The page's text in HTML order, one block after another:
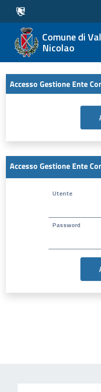
Comune di
Nicolao
Accesso Gestione Ente
Accesso Gestione Ente
Utente
Password